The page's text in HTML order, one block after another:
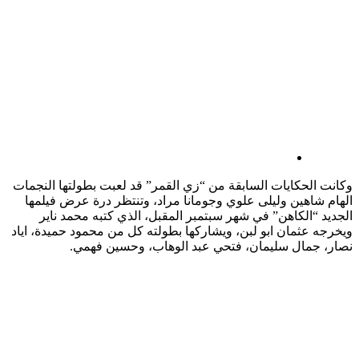
وكانت الحكايات السابقة من “زي القمر” قد لعبت بطولتها النجمات
الهام شاهين وليلى علوي وجومانا مراد، وتنتظر درة عرض فيلمها
الجديد “الكاهن” في شهر سبتمبر المقبل، الذي كتبه محمد ناير
ويخرجه عثمان ابو لبن، ويشاركها بطولته كل من محمود حميدة، اياد
نصار، جمال سليمان، فتحي عبد الوهاب، وحسين فهمي.